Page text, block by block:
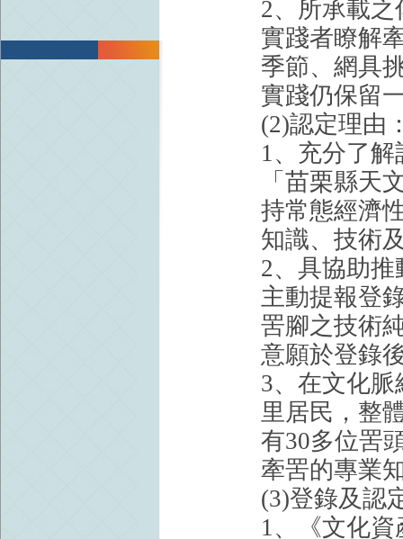
2、所承載
實踐者瞭解
季節、網具
實踐仍保留
(2)認定理由
1、充分了
「苗栗縣天
持常態經濟
知識、技術
2、具協助
主動提報登
罟腳之技術
意願於登錄
3、在文化
里居民，整
有30多位罟
牽罟的專業
(3)登錄及認
1、《文化